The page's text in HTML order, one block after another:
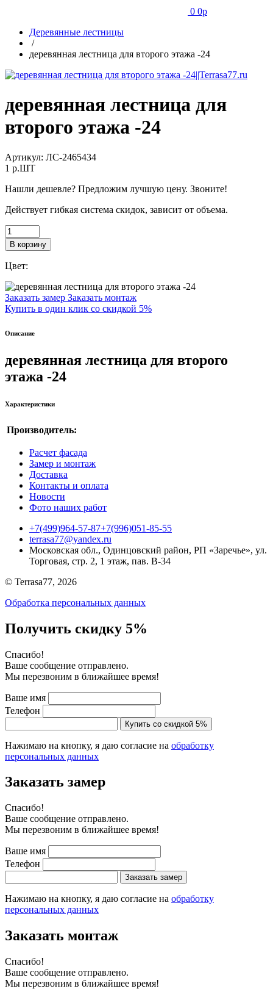
0 0p
Деревянные лестницы
/
деревянная лестница для второго этажа -24
деревянная лестница для
второго этажа -24
Артикул: ЛС-2465434
1 p.ШТ
Нашли дешевле? Предложим лучшую цену. Звоните!
Действует гибкая система скидок, зависит от объема.
В корзину
Цвет:
Заказать замер Заказать монтаж
Купить в один клик со скидкой 5%
Описание
деревянная лестница для второго
этажа -24
Характеристики
Производитель:
Расчет фасада
Замер и монтаж
Доставка
Контакты и оплата
Новости
Фото наших работ
+7(499)964-57-87+7(996)051-85-55
terrasa77@yandex.ru
Московская обл., Одинцовский район, РП «Заречье», ул.
Торговая, стр. 2, 1 этаж, пав. B-34
© Terrasa77, 2026
Обработка персональных данных
Получить скидку 5%
Cпасибо!
Ваше сообщение отправлено.
Мы перезвоним в ближайшее время!
Ваше имя
Телефон
Купить со скидкой 5%
Нажимаю на кнопку, я даю согласие на обработку
персональных данных
Заказать замер
Cпасибо!
Ваше сообщение отправлено.
Мы перезвоним в ближайшее время!
Ваше имя
Телефон
Заказать замер
Нажимаю на кнопку, я даю согласие на обработку
персональных данных
Заказать монтаж
Cпасибо!
Ваше сообщение отправлено.
Мы перезвоним в ближайшее время!